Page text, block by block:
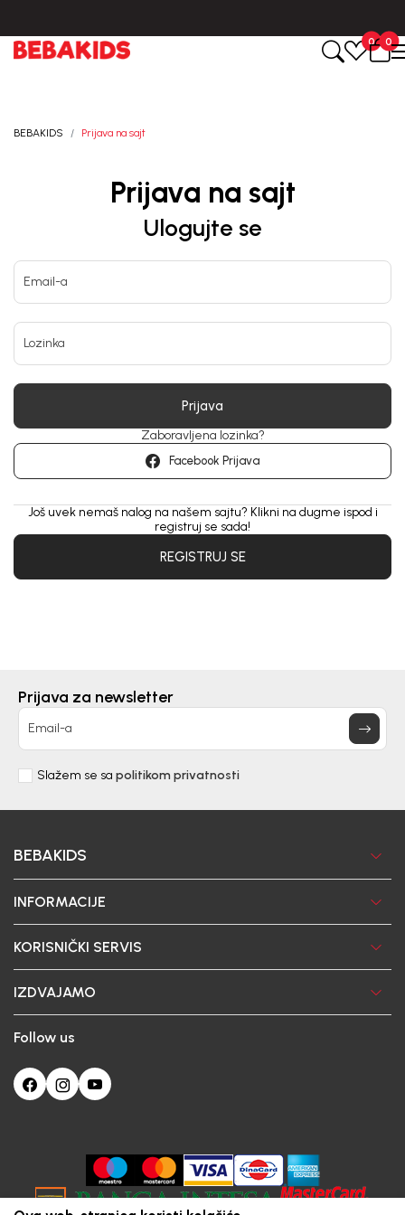
0
0
BEBAKIDS Prijava na sajt
Prijava na sajt
Ulogujte se
Email-a
Lozinka
Prijava
Zaboravljena lozinka?
Facebook Prijava
Još uvek nemaš nalog na našem sajtu? Klikni na dugme ispod i
registruj se sada!
REGISTRUJ SE
Prijava za newsletter
Email-a
Slažem se sa politikom privatnosti
BEBAKIDS
INFORMACIJE
KORISNIČKI SERVIS
IZDVAJAMO
Follow us